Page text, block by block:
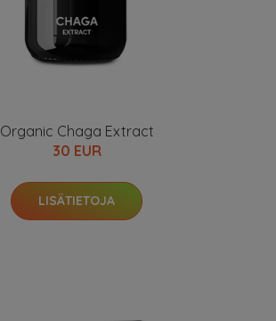
Organic Chaga Extract
30 EUR
LISÄTIETOJA